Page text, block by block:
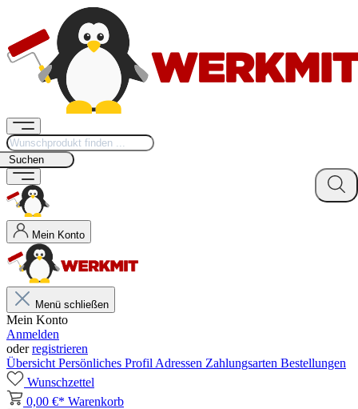
Suchen
Mein Konto
Menü schließen
Mein Konto
Anmelden
oderregistrieren
Übersicht Persönliches Profil Adressen Zahlungsarten Bestellungen
Wunschzettel
0,00 €* Warenkorb